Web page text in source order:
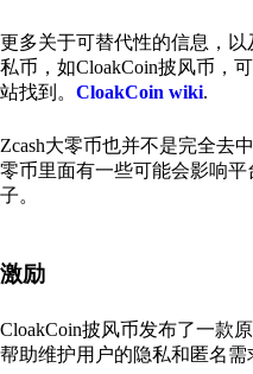
更多关于可替代性的信息，以
私币，如CloakCoin披风币，
站找到。 CloakCoin wiki.
Zcash大零币也并不是完全去
零币里面有一些可能会影响平
子。
激励
CloakCoin披风币发布了一款
帮助维护用户的隐私和匿名需